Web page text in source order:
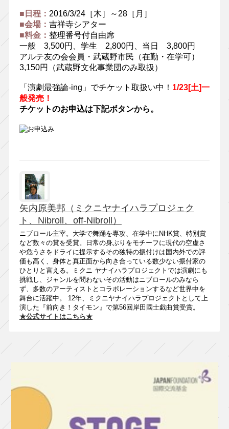
■日程： 2016/3/24［木］～28［月］
■会場： 吉祥寺シアター
■料金： 整理番号付自由席
一般 3,500円、学生 2,800円、当日 3,800円
アルテ友の会会員・武蔵野市民（在勤・在学可）
3,150円（武蔵野文化事業団のみ取扱）
「演劇最強論-ing」でチケット取扱い中！ 1/23[土]一
般発売！
チケットのお申込は下記ボタンから。
矢内原美邦（ミクニヤナイハラプロジェク
ト、Nibroll、off-Nibroll）
ニブロール主宰。大学で舞踊を専攻、在学中にNHK賞、特別賞
など数々の賞を受賞。日常の身ぶりをモチーフに現代の空虚さ
や危うさをドライに提示するその独特の振付けは国内外での評
価も高く、身体と真正面から向き合っている数少ない振付家の
ひとりと言える。ミクニ ヤナイハラプロジェクトでは演劇にも
挑戦し、ジャンルを問わないその活動はニブロールのみなら
ず、多数のアーティストとコラボレーションするなど世界中を
舞台に活躍中。 12年、ミクニヤナイハラプロジェクトとして上
演した『前向き！タイモン』で第56回岸田國士戯曲賞受賞。
★公式サイトはこちら★